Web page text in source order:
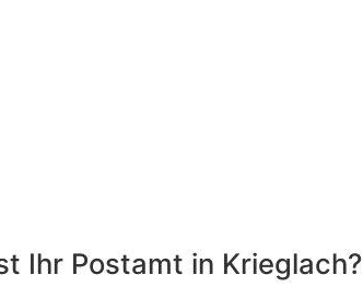
Ihr Postamt in Krieglach?